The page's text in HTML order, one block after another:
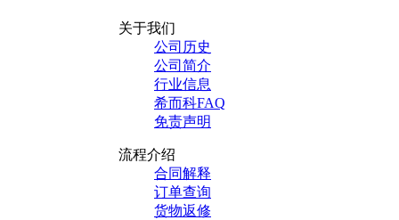
关于我们
公司历史
公司简介
行业信息
希而科FAQ
免责声明
流程介绍
合同解释
订单查询
货物返修